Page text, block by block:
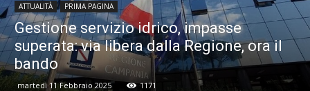
ATTUALITÀ PRIMA PAGINA
Gestione servizio idrico, impasse
superata: via libera dalla Regione, ora il
bando
martedì 11 Febbraio 2025 1171